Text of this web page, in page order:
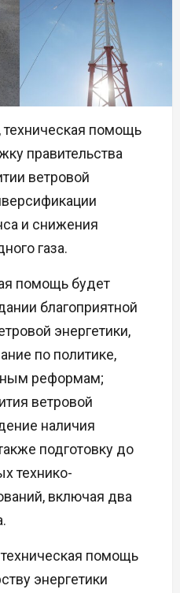
помощь
правительства
ветровой
и снижения
газа.
помощь будет
благоприятной
энергетики,
по политике,
реформам;
ветровой
наличия
подготовку до
технико-
включая два
помощь
энергетики